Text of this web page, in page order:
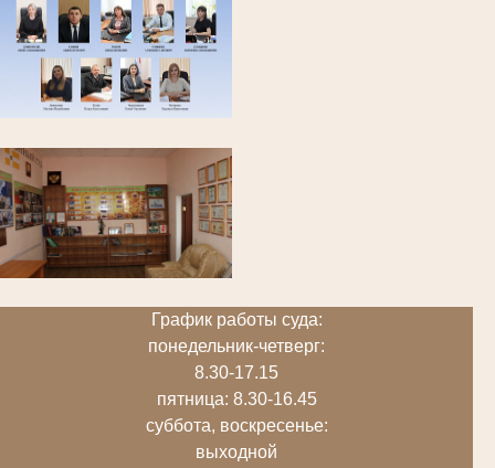
График работы суда:
понедельник-четверг:
8.30-17.15
пятница: 8.30-16.45
суббота, воскресенье:
выходной